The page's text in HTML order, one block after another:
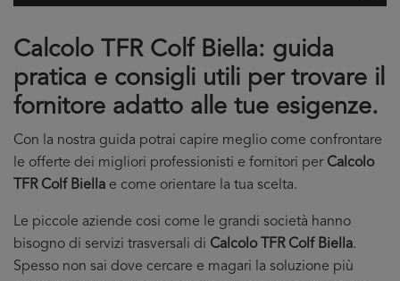
Calcolo TFR Colf Biella: guida
pratica e consigli utili per trovare il
fornitore adatto alle tue esigenze.
Con la nostra guida potrai capire meglio come confrontare
le offerte dei migliori professionisti e fornitori per Calcolo
TFR Colf Biella e come orientare la tua scelta.
Le piccole aziende cosi come le grandi società hanno
bisogno di servizi trasversali di Calcolo TFR Colf Biella.
Spesso non sai dove cercare e magari la soluzione più